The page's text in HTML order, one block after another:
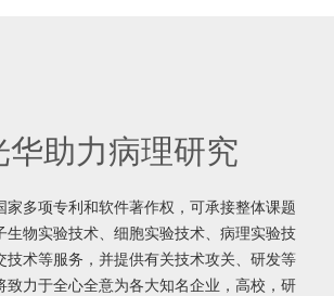
华助力病理研究
家多项专利和软件著作权，可承接整体课题
生物实验技术、细胞实验技术、病理实验技
技术等服务，并提供有关技术攻关、研发等
致力于全心全意为各大知名企业，高校，研